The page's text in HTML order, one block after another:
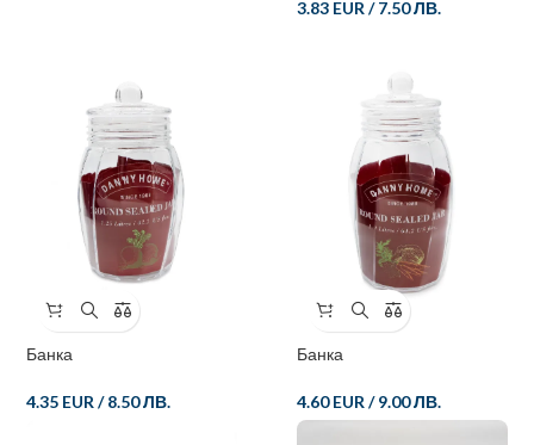
3.83 EUR /7.50 ЛВ.
Банка
4.35 EUR /8.50 ЛВ.
Банка
4.60 EUR /9.00 ЛВ.